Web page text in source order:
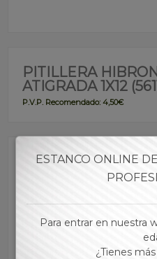
PITILLERA
ATIGRADA 1X12
P.V.P. Recomendado: 4,50€
Referencia:
Marca:
ESTANCO ONLINE
Para entrar en nuestra
¿Tienes